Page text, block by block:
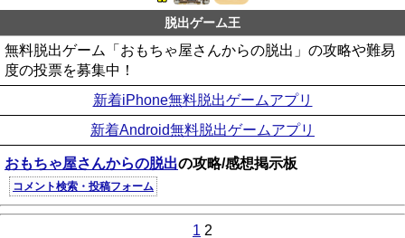
脱出ゲーム王
無料脱出ゲーム「おもちゃ屋さんからの脱出」の攻略や難易
度の投票を募集中！
新着iPhone無料脱出ゲームアプリ
新着Android無料脱出ゲームアプリ
おもちゃ屋さんからの脱出の攻略/感想掲示板
コメント検索・投稿フォーム
1 2